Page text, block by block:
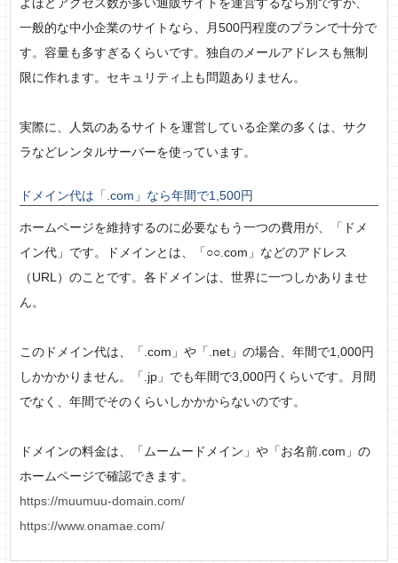
一般的な中小企業のサイトなら、月500円程度のプランで十分で
す。容量も多すぎるくらいです。独自のメールアドレスも無制
限に作れます。セキュリティ上も問題ありません。
実際に、人気のあるサイトを運営している企業の多くは、サク
ラなどレンタルサーバーを使っています。
ドメイン代は「.com」なら年間で1,500円
ホームページを維持するのに必要なもう一つの費用が、「ドメ
イン代」です。ドメインとは、「○○.com」などのアドレス
（URL）のことです。各ドメインは、世界に一つしかありませ
ん。
このドメイン代は、「.com」や「.net」の場合、年間で1,000円
しかかかりません。「.jp」でも年間で3,000円くらいです。月間
でなく、年間でそのくらいしかかからないのです。
ドメインの料金は、「ムームードメイン」や「お名前.com」の
ホームページで確認できます。
https://muumuu-domain.com/
https://www.onamae.com/